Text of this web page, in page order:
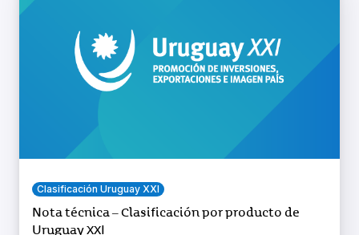
Clasificación Uruguay XXI
Nota técnica – Clasificación por producto de
Uruguay XXI